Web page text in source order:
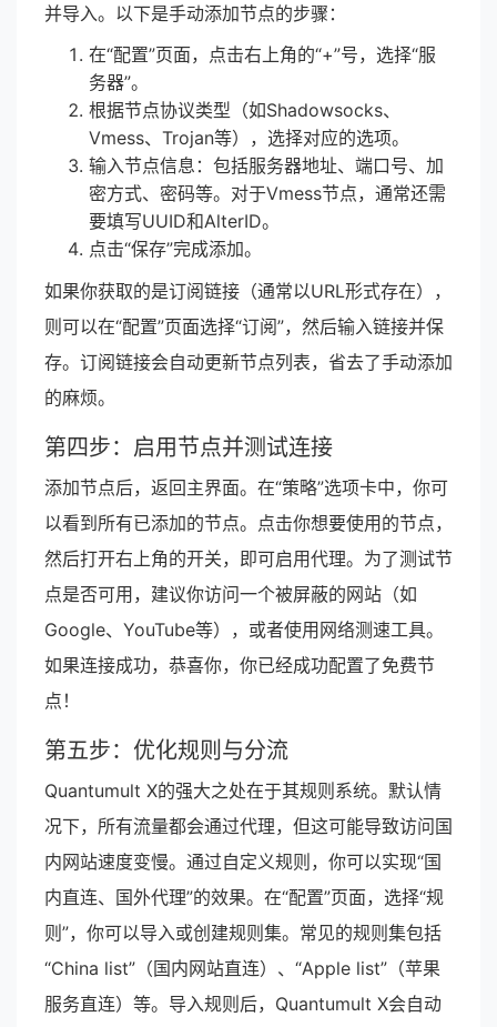
并导入。以下是手动添加节点的步骤：
在“配置”页面，点击右上角的“+”号，选择“服
务器”。
根据节点协议类型（如Shadowsocks、
Vmess、Trojan等），选择对应的选项。
输入节点信息：包括服务器地址、端口号、加
密方式、密码等。对于Vmess节点，通常还需
要填写UUID和AlterID。
点击“保存”完成添加。
如果你获取的是订阅链接（通常以URL形式存在），
则可以在“配置”页面选择“订阅”，然后输入链接并保
存。订阅链接会自动更新节点列表，省去了手动添加
的麻烦。
第四步：启用节点并测试连接
添加节点后，返回主界面。在“策略”选项卡中，你可
以看到所有已添加的节点。点击你想要使用的节点，
然后打开右上角的开关，即可启用代理。为了测试节
点是否可用，建议你访问一个被屏蔽的网站（如
Google、YouTube等），或者使用网络测速工具。
如果连接成功，恭喜你，你已经成功配置了免费节
点！
第五步：优化规则与分流
Quantumult X的强大之处在于其规则系统。默认情
况下，所有流量都会通过代理，但这可能导致访问国
内网站速度变慢。通过自定义规则，你可以实现“国
内直连、国外代理”的效果。在“配置”页面，选择“规
则”，你可以导入或创建规则集。常见的规则集包括
“China list”（国内网站直连）、“Apple list”（苹果
服务直连）等。导入规则后，Quantumult X会自动